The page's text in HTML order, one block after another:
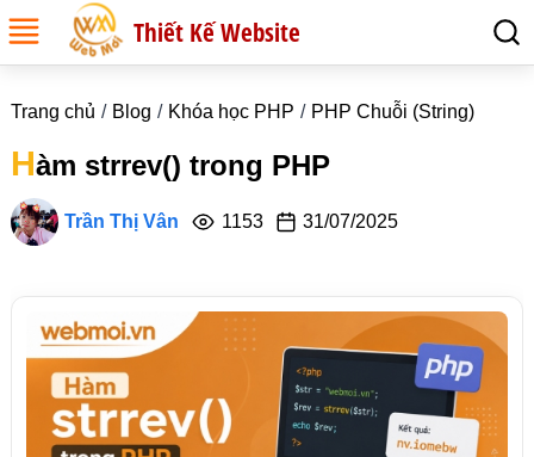
Thiết Kế Website
Trang chủ Blog Khóa học PHP PHP Chuỗi (String)
Hàm strrev() trong PHP
Trần Thị Vân 1153 31/07/2025